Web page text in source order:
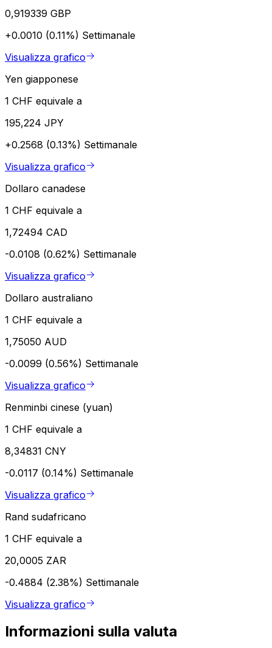
0,919339 GBP
+0.0010 (0.11%) Settimanale
Visualizza grafico
Yen giapponese
1 CHF equivale a
195,224 JPY
+0.2568 (0.13%) Settimanale
Visualizza grafico
Dollaro canadese
1 CHF equivale a
1,72494 CAD
-0.0108 (0.62%) Settimanale
Visualizza grafico
Dollaro australiano
1 CHF equivale a
1,75050 AUD
-0.0099 (0.56%) Settimanale
Visualizza grafico
Renminbi cinese (yuan)
1 CHF equivale a
8,34831 CNY
-0.0117 (0.14%) Settimanale
Visualizza grafico
Rand sudafricano
1 CHF equivale a
20,0005 ZAR
-0.4884 (2.38%) Settimanale
Visualizza grafico
Informazioni sulla valuta